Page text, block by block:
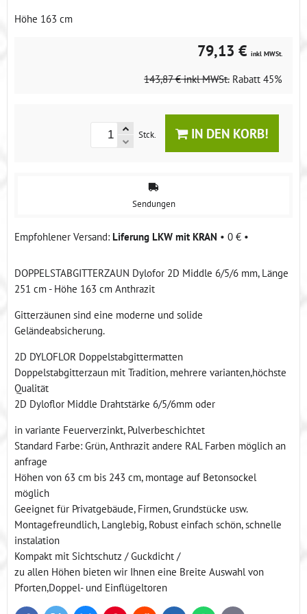
Höhe 163 cm
79,13 € inkl MWSt.
143,87 € inkl MWSt. Rabatt 45%
Stck. IN DEN KORB!
Sendungen
Liferung LKW mit KRAN • 0 € •
DOPPELSTABGITTERZAUN Dylofor 2D Middle 6/5/6 mm, Länge
251 cm - Höhe 163 cm Anthrazit
Gitterzäunen sind eine moderne und solide
Geländeabsicherung.
2D DYLOFLOR Doppelstabgittermatten
Doppelstabgitterzaun mit Tradition, mehrere varianten,höchste
Qualität
2D Dyloflor Middle Drahtstärke 6/5/6mm oder
in variante Feuerverzinkt, Pulverbeschichtet
Standard Farbe: Grün, Anthrazit andere RAL Farben möglich an
anfrage
Höhen von 63 cm bis 243 cm, montage auf Betonsockel
möglich
Geeignet für Privatgebäude, Firmen, Grundstücke usw.
Montagefreundlich, Langlebig, Robust einfach schön, schnelle
instalation
Kompakt mit Sichtschutz / Guckdicht /
zu allen Höhen bieten wir Ihnen eine Breite Auswahl von
Pforten,Doppel- und Einflügeltoren